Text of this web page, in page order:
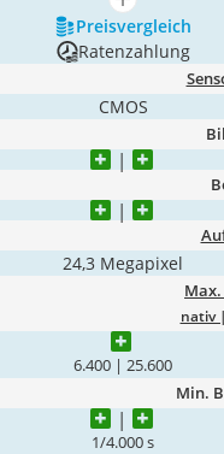
mehr
Preis­vergleich
Ratenzahlung
CMOS
24,3 Megapixel
nativ
6.400 | 25.600
Min.
1/4.000 s